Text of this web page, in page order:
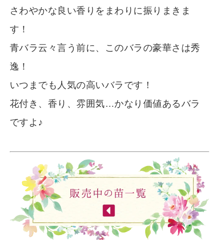
さわやかな良い香りをまわりに振りまきま
す！
青バラ云々言う前に、このバラの豪華さは秀
逸！
いつまでも人気の高いバラです！
花付き、香り、雰囲気…かなり価値あるバラ
ですよ♪